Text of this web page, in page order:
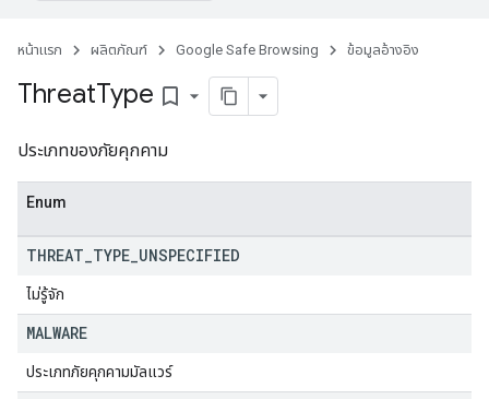
หน้าแรก ผลิตภัณฑ์ Google Safe Browsing ข้อมูลอ้างอิง
ThreatType bookmark_border
ประเภทของภัยคุกคาม
Enum
THREAT TYPE UNSPECIFIED
ไม่รู้จัก
MALWARE
ประเภทภัยคุกคามมัลแวร์